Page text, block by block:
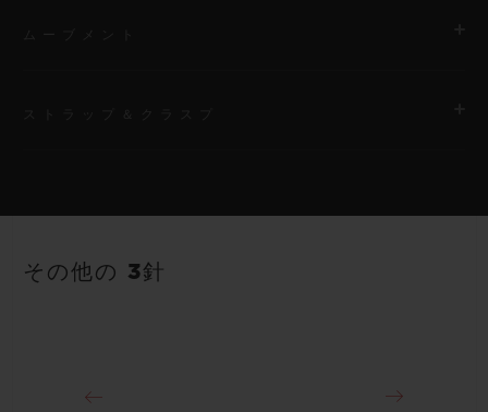
3～5年間
ストラップ
ッチ入り
その他の 3針